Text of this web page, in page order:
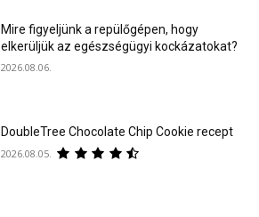
Mire figyeljünk a repülőgépen, hogy
elkerüljük az egészségügyi kockázatokat?
2026.08.06.
DoubleTree Chocolate Chip Cookie recept
2026.08.05.